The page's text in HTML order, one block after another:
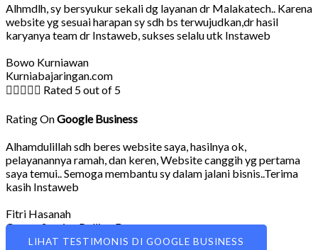
Alhmdlh, sy bersyukur sekali dg layanan dr Malakatech.. Karena
website yg sesuai harapan sy sdh bs terwujudkan,dr hasil
karyanya team dr Instaweb, sukses selalu utk Instaweb
Bowo Kurniawan
Kurniabajaringan.com
 Rated 5 out of 5
Rating OnGoogle Business
Alhamdulillah sdh beres website saya, hasilnya ok,
pelayanannya ramah, dan keren, Website canggih yg pertama
saya temui.. Semoga membantu sy dalam jalani bisnis..Terima
kasih Instaweb
Fitri Hasanah
Owner Service Rolling Door
LIHAT TESTIMONIS DI GOOGLE BUSINESS